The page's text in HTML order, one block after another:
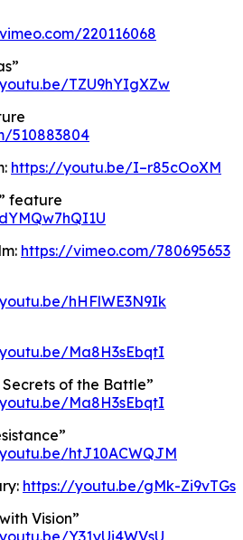
220116068
TZU9hYIgXZw
510883804
https://youtu.be/I–r85cOoXM
feature
https://vimeo.com/780695653
hHFlWE3N9Ik
Ma8H3sEbqtI
of the Battle”
Ma8H3sEbqtI
htJ10ACWQJM
https://youtu.be/gMk-Zi9vTGs
Vision”